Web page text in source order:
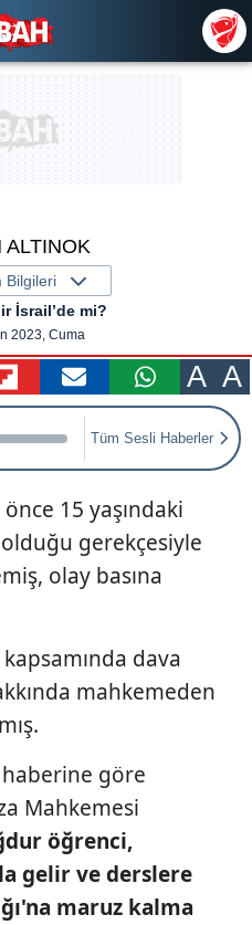
ALTINOK
Bilgileri
İsrail’de mi?
2023, Cuma
yazara
gönder
paylaş
A A
Tüm Sesli Haberler
15 yaşındaki
gerekçesiyle
olay basına
dava
mahkemeden
haberine göre
Mahkemesi
öğrenci,
gelir ve derslere
maruz kalma